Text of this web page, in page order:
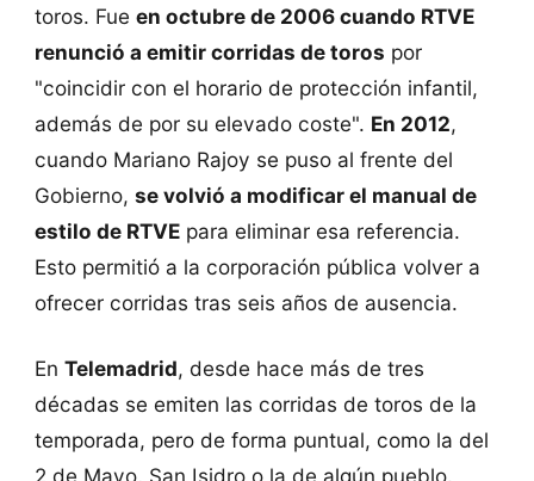
toros. Fue en octubre de 2006 cuando RTVE
renunció a emitir corridas de toros por
"coincidir con el horario de protección infantil,
además de por su elevado coste". En 2012,
cuando Mariano Rajoy se puso al frente del
Gobierno, se volvió a modificar el manual de
estilo de RTVEpara eliminar esa referencia.
Esto permitió a la corporación pública volver a
ofrecer corridas tras seis años de ausencia.
En Telemadrid, desde hace más de tres
décadas se emiten las corridas de toros de la
temporada, pero de forma puntual, como la del
2 de Mayo, San Isidro o la de algún pueblo.